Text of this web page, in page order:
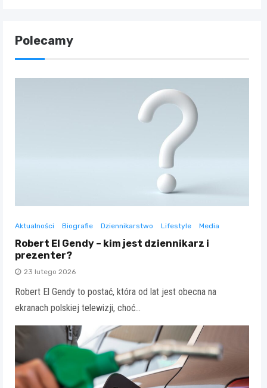
Polecamy
Aktualności Biografie Dziennikarstwo Lifestyle Media
Robert El Gendy – kim jest dziennikarz i
prezenter?
23 lutego 2026
Robert El Gendy to postać, która od lat jest obecna na
ekranach polskiej telewizji, choć…